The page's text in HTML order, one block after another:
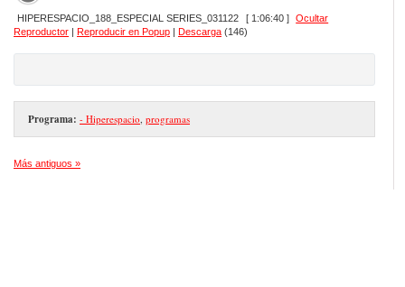
HIPERESPACIO_188_ESPECIAL SERIES_031122 [ 1:06:40 ]
Ocultar
Reproductor | Reproducir en Popup | Descarga (146)
Programa: - Hiperespacio programas
Más antiguos »